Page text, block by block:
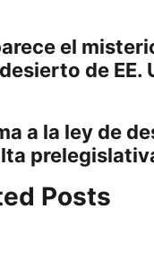
el
de EE.
a la ley de
Posts